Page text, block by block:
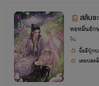
สลับช
60
หอหมื่นอัก
จีน
ซื้ออีบุ๊กป
เคยปลด